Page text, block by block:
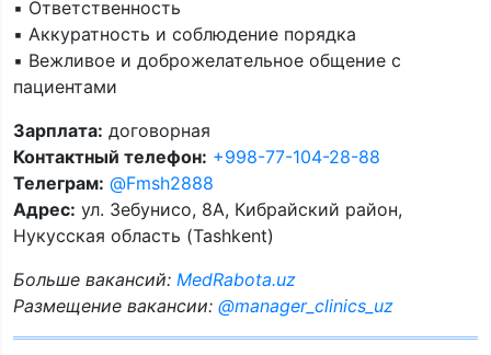
▪️ Ответственность
▪️ Аккуратность и соблюдение порядка
▪️ Вежливое и доброжелательное общение с
пациентами
Зарплата: договорная
Контактный телефон: +998-77-104-28-88
Телеграм: @Fmsh2888
Адрес: ул. Зебунисо, 8A, Кибрайский район,
Нукусская область (Tashkent)
Больше вакансий: MedRabota.uz
Размещение вакансии: @manager_clinics_uz